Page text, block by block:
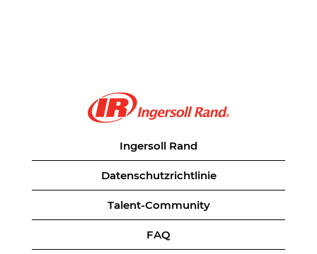
Ingersoll Rand
Datenschutzrichtlinie
Talent-Community
FAQ